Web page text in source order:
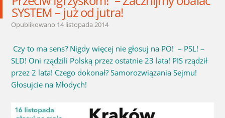
SYSTEM – już od jutra!
Opublikowano 14 listopada 2014
Czy to ma sens? Nigdy więcej nie głosuj na PO! – PSL! –
SLD! Oni rządzili Polską przez ostatnie 23 lata! PIS rządził
przez 2 lata! Czego dokonał? Samorozwiązania Sejmu!
Głosujcie na Młodych!